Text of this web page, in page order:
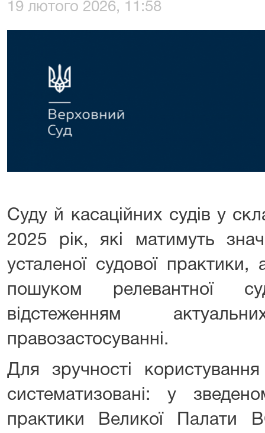
19 лютого 2026, 11:58
Суду й касаційних судів у
2025 рік, які матимуть
усталеної судової
пошуком релевантної
відстеженням
правозастосуванні.
Для зручності
систематизовані: у
практики Великої Палати